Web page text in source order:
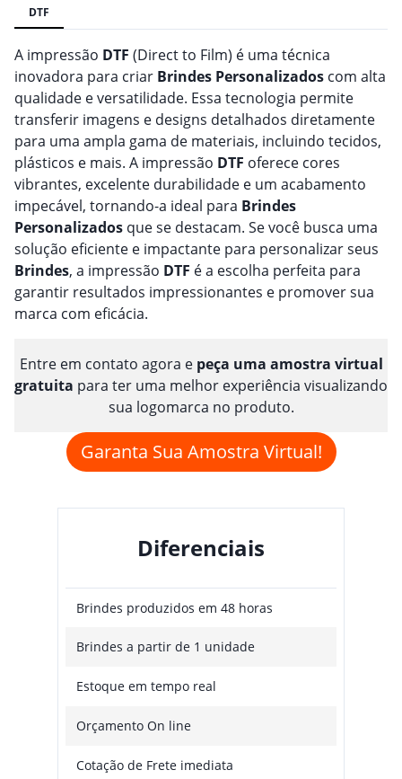
DTF
A impressão DTF (Direct to Film) é uma técnica
inovadora para criar Brindes Personalizados com alta
qualidade e versatilidade. Essa tecnologia permite
transferir imagens e designs detalhados diretamente
para uma ampla gama de materiais, incluindo tecidos,
plásticos e mais. A impressão DTF oferece cores
vibrantes, excelente durabilidade e um acabamento
impecável, tornando-a ideal para Brindes
Personalizados que se destacam. Se você busca uma
solução eficiente e impactante para personalizar seus
Brindes, a impressão DTF é a escolha perfeita para
garantir resultados impressionantes e promover sua
marca com eficácia.
Entre em contato agora e peça uma amostra virtual
gratuita para ter uma melhor experiência visualizando
sua logomarca no produto.
Garanta Sua Amostra Virtual!
Diferenciais
Brindes produzidos em 48 horas
Brindes a partir de 1 unidade
Estoque em tempo real
Orçamento On line
Cotação de Frete imediata